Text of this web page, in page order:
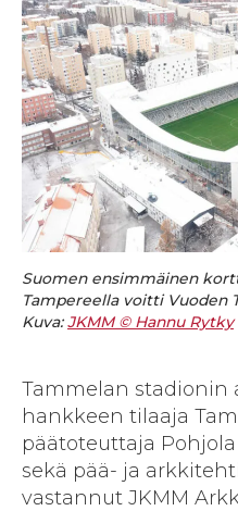
Suomen ensimmäinen
Tampereella voitti Vuoden
Kuva:JKMM © Hannu Rytky
Tammelan stadionin
hankkeen tilaaja
päätoteuttaja
sekä pää- ja
vastannut JKMM